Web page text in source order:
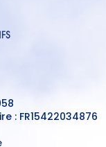
: FR15422034876